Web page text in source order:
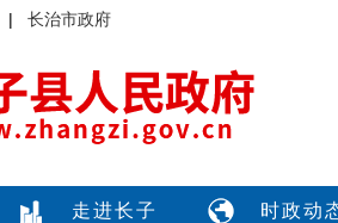
| 长治市政府
走进长子 时政动